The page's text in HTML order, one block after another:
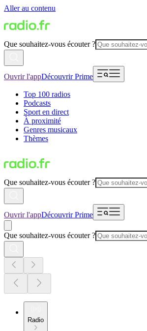
Aller au contenu
Que souhaitez-vous écouter ?
Ouvrir l'appDécouvrir Prime
Top 100 radios
Podcasts
Sport en direct
À proximité
Genres musicaux
Thèmes
Que souhaitez-vous écouter ?
Ouvrir l'appDécouvrir Prime
Que souhaitez-vous écouter ?
Radio